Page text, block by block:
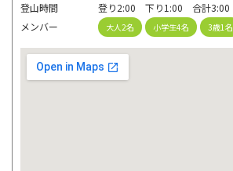
登山時間
登り2:00 下り1:00 合計3:00
メンバー
大人2名 小学生4名 3歳1名